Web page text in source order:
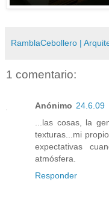
RamblaCebollero |
1 comentario:
Anónimo 24.6.09
...las cosas, la
texturas...mi
expectativas
atmósfera.
Responder